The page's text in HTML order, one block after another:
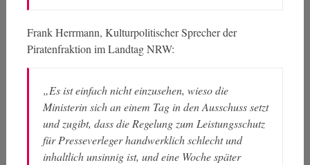
Frank Herrmann, Kulturpolitischer Sprecher der
Piratenfraktion im Landtag NRW:
„Es ist einfach nicht einzusehen, wieso die
Ministerin sich an einem Tag in den Ausschuss setzt
und zugibt, dass die Regelung zum Leistungsschutz
für Presseverleger handwerklich schlecht und
inhaltlich unsinnig ist, und eine Woche später